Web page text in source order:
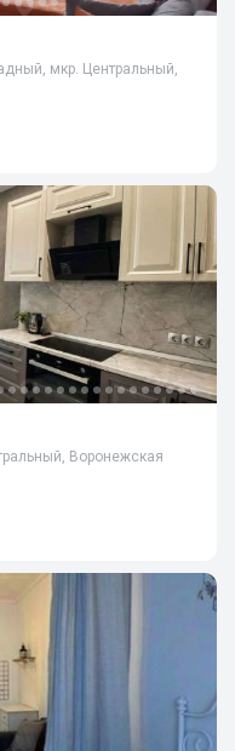
мкр. Центральный,
Воронежская